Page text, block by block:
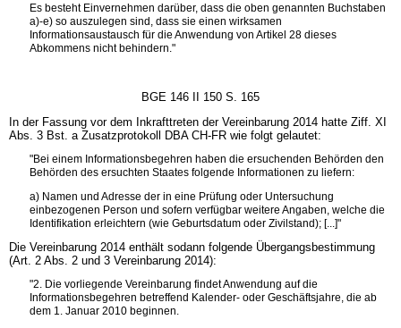
Es besteht Einvernehmen darüber, dass die oben genannten Buchstaben
a)-e) so auszulegen sind, dass sie einen wirksamen
Informationsaustausch für die Anwendung von Artikel 28 dieses
Abkommens nicht behindern."
BGE 146 II 150 S. 165
In der Fassung vor dem Inkrafttreten der Vereinbarung 2014 hatte Ziff. XI
Abs. 3 Bst. a Zusatzprotokoll DBA CH-FR wie folgt gelautet:
"Bei einem Informationsbegehren haben die ersuchenden Behörden den
Behörden des ersuchten Staates folgende Informationen zu liefern:
a) Namen und Adresse der in eine Prüfung oder Untersuchung
einbezogenen Person und sofern verfügbar weitere Angaben, welche die
Identifikation erleichtern (wie Geburtsdatum oder Zivilstand); [...]"
Die Vereinbarung 2014 enthält sodann folgende Übergangsbestimmung
(Art. 2 Abs. 2 und 3 Vereinbarung 2014):
"2. Die vorliegende Vereinbarung findet Anwendung auf die
Informationsbegehren betreffend Kalender- oder Geschäftsjahre, die ab
dem 1. Januar 2010 beginnen.